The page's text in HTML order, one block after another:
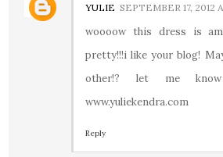
YULIE SEPTEMBER 17, 2012
woooow this dress is
pretty!!!i like your blog!
other!? let me
www.yuliekendra.com
Reply